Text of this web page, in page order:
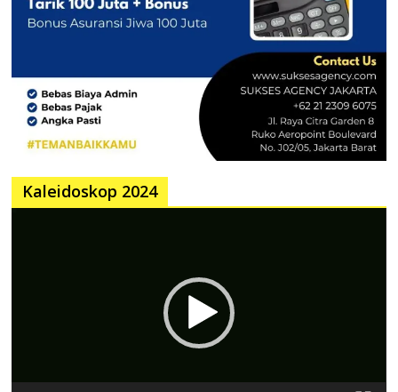
Kaleidoskop 2024